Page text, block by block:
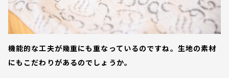
機能的な工夫が幾重にも重なっているのですね。生地の素材
にもこだわりがあるのでしょうか。